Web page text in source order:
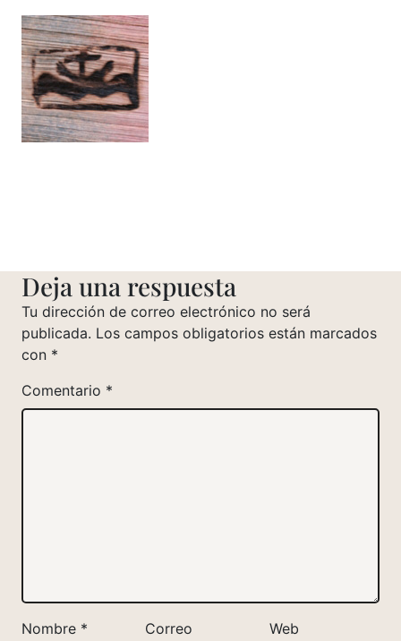
Deja una respuesta
Tu dirección de correo electrónico no será
publicada. Los campos obligatorios están marcados
con *
Comentario *
Nombre *
Correo
Web